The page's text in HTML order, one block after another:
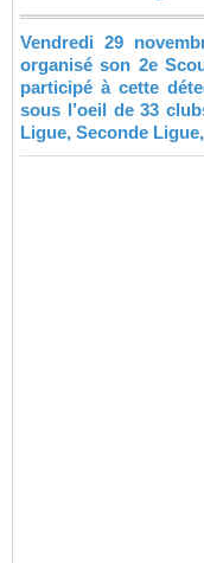
Vendredi 29
organisé son 2e
participé à cette
sous l’oeil de 33
Ligue, Seconde